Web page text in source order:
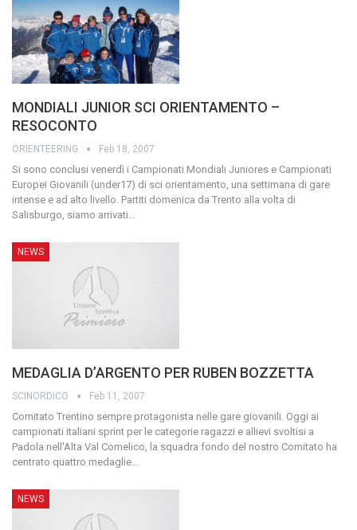
MONDIALI JUNIOR SCI ORIENTAMENTO –
RESOCONTO
ORIENTEERING Feb 18, 2007
Si sono conclusi venerdì i Campionati Mondiali Juniores e Campionati
Europei Giovanili (under17) di sci orientamento, una settimana di gare
intense e ad alto livello. Partiti domenica da Trento alla volta di
Salisburgo, siamo arrivati…
NEWS
MEDAGLIA D’ARGENTO PER RUBEN BOZZETTA
SCINORDICO Feb 11, 2007
Comitato Trentino sempre protagonista nelle gare giovanili. Oggi ai
campionati italiani sprint per le categorie ragazzi e allievi svoltisi a
Padola nell'Alta Val Comelico, la squadra fondo del nostro Comitato ha
centrato quattro medaglie…
NEWS